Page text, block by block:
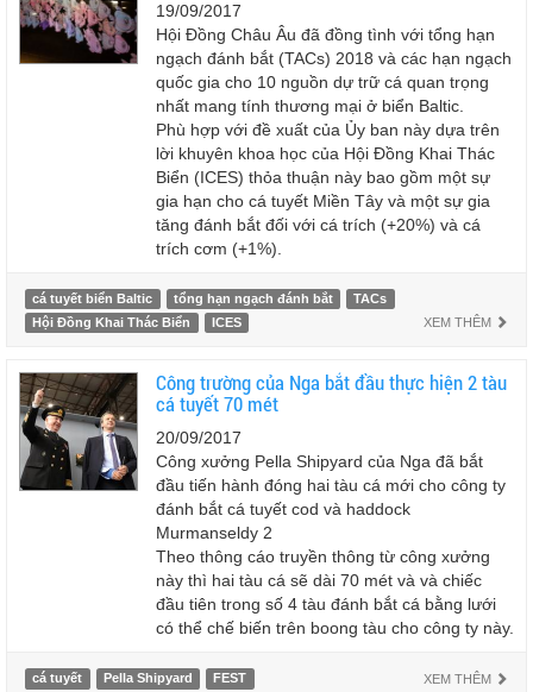
19/09/2017
Hội Đồng Châu Âu đã đồng tình với tổng hạn
ngạch đánh bắt (TACs) 2018 và các hạn ngạch
quốc gia cho 10 nguồn dự trữ cá quan trọng
nhất mang tính thương mại ở biển Baltic.
Phù hợp với đề xuất của Ủy ban này dựa trên
lời khuyên khoa học của Hội Đồng Khai Thác
Biển (ICES) thỏa thuận này bao gồm một sự
gia hạn cho cá tuyết Miền Tây và một sự gia
tăng đánh bắt đối với cá trích (+20%) và cá
trích cơm (+1%).
cá tuyết biển Baltic tổng hạn ngạch đánh bắt
TACs
Hội Đồng Khai Thác Biển
ICES XEM THÊM
Công trường của Nga bắt đầu thực hiện 2 tàu
cá tuyết 70 mét
20/09/2017
Công xưởng Pella Shipyard của Nga đã bắt
đầu tiến hành đóng hai tàu cá mới cho công ty
đánh bắt cá tuyết cod và haddock
Murmanseldy 2
Theo thông cáo truyền thông từ công xưởng
này thì hai tàu cá sẽ dài 70 mét và và chiếc
đầu tiên trong số 4 tàu đánh bắt cá bằng lưới
có thể chế biến trên boong tàu cho công ty này.
cá tuyết Pella Shipyard FEST XEM THÊM